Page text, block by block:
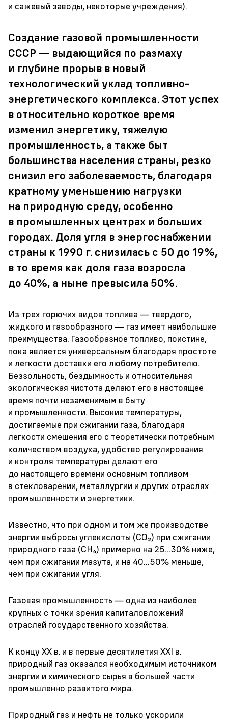
и сажевый заводы, некоторые учреждения).
Создание газовой промышленности
СССР — выдающийся по размаху
и глубине прорыв в новый
технологический уклад топливно-
энергетического комплекса. Этот успех
в относительно короткое время
изменил энергетику, тяжелую
промышленность, а также быт
большинства населения страны, резко
снизил его заболеваемость, благодаря
кратному уменьшению нагрузки
на природную среду, особенно
в промышленных центрах и больших
городах. Доля угля в энергоснабжении
страны к 1990 г. снизилась с 50 до 19%,
в то время как доля газа возросла
до 40%, а ныне превысила 50%.
Из трех горючих видов топлива — твердого,
жидкого и газообразного — газ имеет наибольшие
преимущества. Газообразное топливо, поистине,
пока является универсальным благодаря простоте
и легкости доставки его любому потребителю.
Беззольность, бездымность и относительная
экологическая чистота делают его в настоящее
время почти незаменимым в быту
и промышленности. Высокие температуры,
достигаемые при сжигании газа, благодаря
легкости смешения его с теоретически потребным
количеством воздуха, удобство регулирования
и контроля температуры делают его
до настоящего времени основным топливом
в стекловарении, металлургии и других отраслях
промышленности и энергетики.
Известно, что при одном и том же производстве
энергии выбросы углекислоты (СО₂) при сжигании
природного газа (СН₄) примерно на 25...30% ниже,
чем при сжигании мазута, и на 40...50% меньше,
чем при сжигании угля.
Газовая промышленность — одна из наиболее
крупных с точки зрения капиталовложений
отраслей государственного хозяйства.
К концу XX в. и в первые десятилетия XXI в.
природный газ оказался необходимым источником
энергии и химического сырья в большей части
промышленно развитого мира.
Природный газ и нефть не только ускорили